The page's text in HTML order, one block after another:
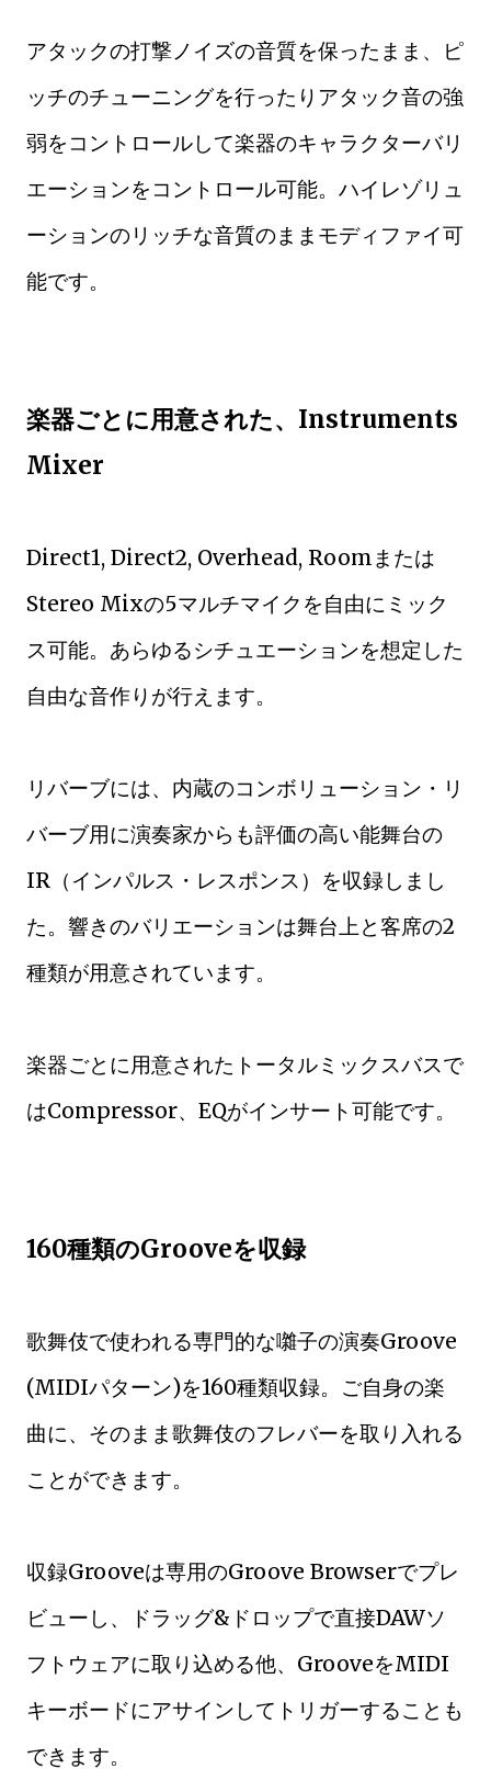
アタックの打撃ノイズの音質を保ったまま、ピ
ッチのチューニングを行ったりアタック音の強
弱をコントロールして楽器のキャラクターバリ
エーションをコントロール可能。ハイレゾリュ
ーションのリッチな音質のままモディファイ可
能です。
楽器ごとに用意された、Instruments
Mixer
Direct1, Direct2, Overhead, Roomまたは
Stereo Mixの5マルチマイクを自由にミック
ス可能。あらゆるシチュエーションを想定した
自由な音作りが行えます。
リバーブには、内蔵のコンボリューション・リ
バーブ用に演奏家からも評価の高い能舞台の
IR（インパルス・レスポンス）を収録しまし
た。響きのバリエーションは舞台上と客席の2
種類が用意されています。
楽器ごとに用意されたトータルミックスバスで
はCompressor、EQがインサート可能です。
160種類のGrooveを収録
歌舞伎で使われる専門的な囃子の演奏Groove
(MIDIパターン)を160種類収録。ご自身の楽
曲に、そのまま歌舞伎のフレバーを取り入れる
ことができます。
収録Grooveは専用のGroove Browserでプレ
ビューし、ドラッグ&ドロップで直接DAWソ
フトウェアに取り込める他、GrooveをMIDI
キーボードにアサインしてトリガーすることも
できます。